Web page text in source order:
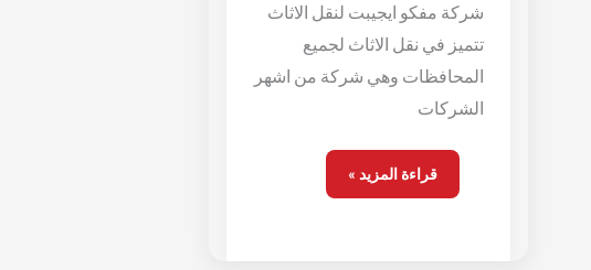
شركة مفكو ايجيبت لنقل الاثاث
تتميز في نقل الاثاث لجميع
المحافظات وهي شركة من اشهر
الشركات
قراءة المزيد »